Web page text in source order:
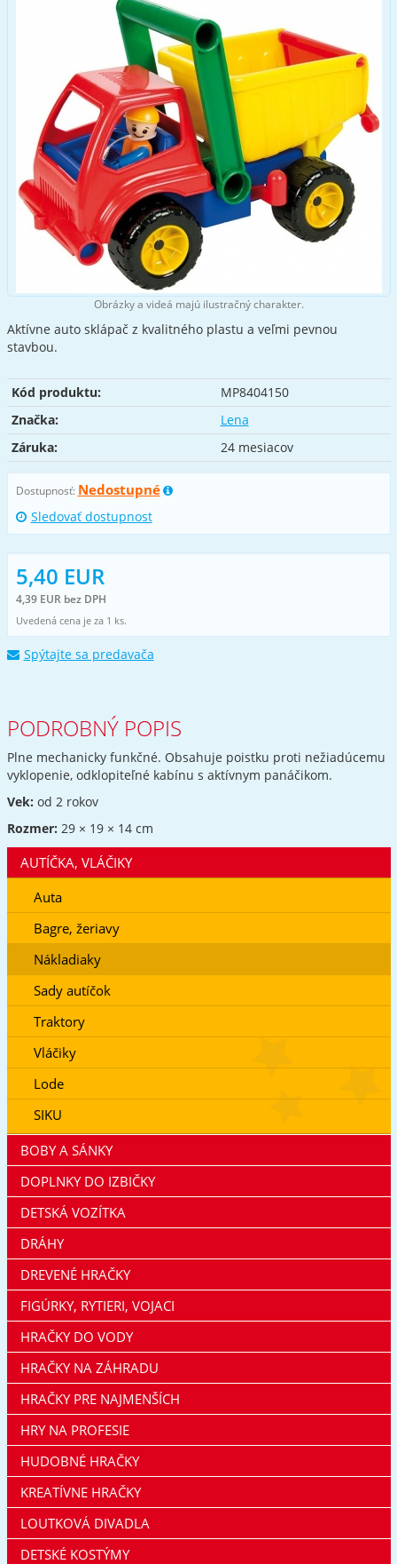
Obrázky a videá majú ilustračný charakter.
Aktívne auto sklápač z kvalitného plastu a veľmi pevnou
stavbou.
Kód produktu:
MP8404150
Značka:
Lena
Záruka:
24 mesiacov
Dostupnosť: Nedostupné
Sledovať dostupnost
5,40 EUR
4,39 EUR bez DPH
Uvedená cena je za 1 ks.
Spýtajte sa predavača
PODROBNÝ POPIS
Plne mechanicky funkčné. Obsahuje poistku proti nežiadúcemu
vyklopenie, odklopiteľné kabínu s aktívnym panáčikom.
Vek: od 2 rokov
Rozmer: 29 × 19 × 14 cm
AUTÍČKA, VLÁČIKY
Auta
Bagre, žeriavy
Nákladiaky
Sady autíčok
Traktory
Vláčiky
Lode
SIKU
BOBY A SÁNKY
DOPLNKY DO IZBIČKY
DETSKÁ VOZÍTKA
DRÁHY
DREVENÉ HRAČKY
FIGÚRKY, RYTIERI, VOJACI
HRAČKY DO VODY
HRAČKY NA ZÁHRADU
HRAČKY PRE NAJMENŠÍCH
HRY NA PROFESIE
HUDOBNÉ HRAČKY
KREATÍVNE HRAČKY
LOUTKOVÁ DIVADLA
DETSKÉ KOSTÝMY